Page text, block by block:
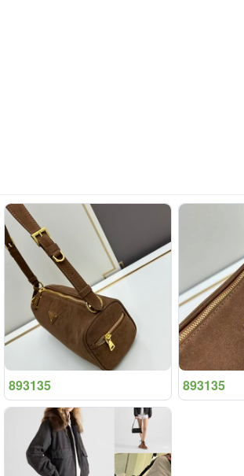
893135 893135